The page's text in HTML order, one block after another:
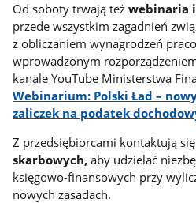
Od soboty trwają teżwebinaria
przede wszystkim zagadnień
z obliczaniem wynagrodzeń
wprowadzonym
kanale YouTube Ministerstwa
Webinarium: Polski Ład –
zaliczek na podatek
Z przedsiębiorcami kontaktują się
skarbowych,aby udzielać
księgowo-finansowych przy
nowych zasadach.